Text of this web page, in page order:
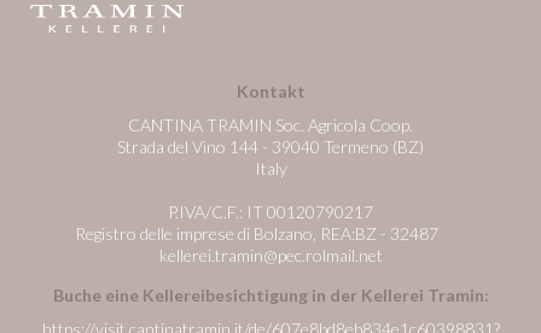
Kontakt
CANTINA TRAMIN Soc. Agricola Coop.
Strada del Vino 144 - 39040 Termeno (BZ)
Italy
P.IVA/C.F.: IT 00120790217
Registro delle imprese di Bolzano, REA:BZ - 32487
kellerei.tramin@pec.rolmail.net
Buche eine Kellereibesichtigung in der Kellerei Tramin:
https://visit.cantinatramin.it/de/607e8bd8eb834e1c60398831?